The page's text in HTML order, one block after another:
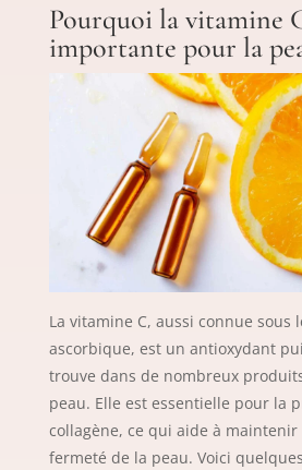
Pourquoi la vitamine
importante pour la
La vitamine C, aussi connue sous
ascorbique, est un antioxydant
trouve dans de nombreux
peau. Elle est essentielle pour la
collagène, ce qui aide à maintenir
fermeté de la peau. Voici